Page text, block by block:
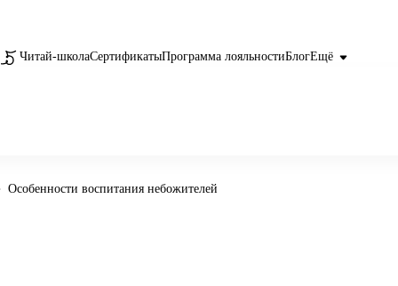
Читай-школаСертификатыПрограмма лояльностиБлогЕщё
Особенности воспитания небожителей